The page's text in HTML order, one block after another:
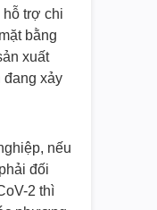
trợ chi
bằng
xuất
đang xảy
nếu
đối
2 thì